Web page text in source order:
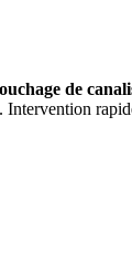
de
. Intervention